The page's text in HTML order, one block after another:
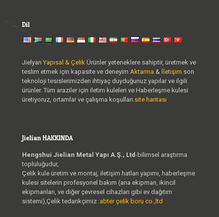
Dil
Jielyan Yapısal & Çelik Ürünler yeteneklere sahiptir, üretmek ve
teslim etmek için kapasite ve deneyim Aktarma & İletişim son
teknoloji tesislerimizden ihtiyaç duyduğunuz yapılar ve ilgili
ürünler. Tüm araziler için iletim kuleleri ve Haberleşme kulesi
üretiyoruz, ortamlar ve çalışma koşulları. site haritası
Jielian HAKKINDA
Hengshui Jielian Metal Yapı A.Ş., Ltd-bilimsel araştırma
topluluğudur,
Çelik kule üretim ve montaj, iletişim hatları yapımı, haberleşme
kulesi sitelerin profesyonel bakım (ana ekipman, ikincil
ekipmanları, ve diğer çevresel cihazları gibi ev dağıtım
sistemi),Çelik tedarikçimiz :abter çelik boru co.,ltd